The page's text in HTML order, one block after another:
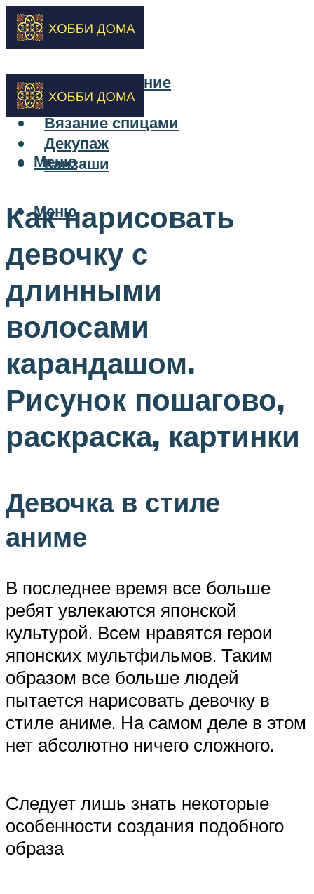
Бисероплетение
Вышивка
Вязание спицами
Декупаж
Канзаши
Меню
Меню
Как нарисовать
девочку с
длинными
волосами
карандашом.
Рисунок пошагово,
раскраска, картинки
Девочка в стиле
аниме
В последнее время все больше
ребят увлекаются японской
культурой. Всем нравятся герои
японских мультфильмов. Таким
образом все больше людей
пытается нарисовать девочку в
стиле аниме. На самом деле в этом
нет абсолютно ничего сложного.
Следует лишь знать некоторые
особенности создания подобного
образа